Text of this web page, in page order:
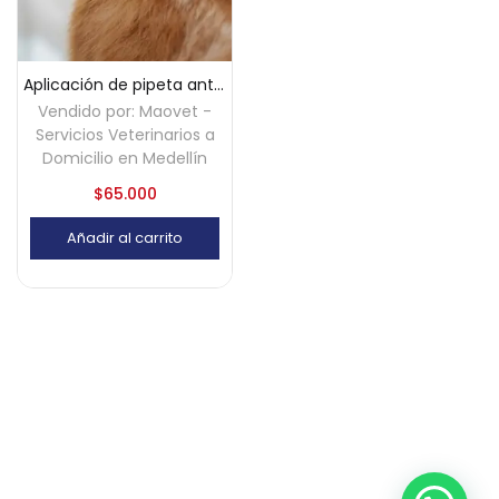
Aplicación de pipeta anti pulgas para perros y gatos a domicilio – Medellín
Vendido por: Maovet -
Servicios Veterinarios a
Domicilio en Medellín
$65.000
Añadir al carrito